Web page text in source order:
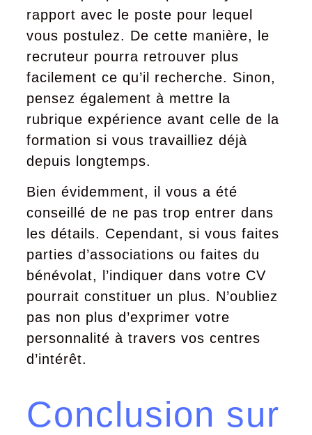
rapport avec le poste pour lequel
vous postulez. De cette manière, le
recruteur pourra retrouver plus
facilement ce qu’il recherche. Sinon,
pensez également à mettre la
rubrique expérience avant celle de la
formation si vous travailliez déjà
depuis longtemps.
Bien évidemment, il vous a été
conseillé de ne pas trop entrer dans
les détails. Cependant, si vous faites
parties d’associations ou faites du
bénévolat, l’indiquer dans votre CV
pourrait constituer un plus. N’oubliez
pas non plus d’exprimer votre
personnalité à travers vos centres
d’intérêt.
Conclusion sur